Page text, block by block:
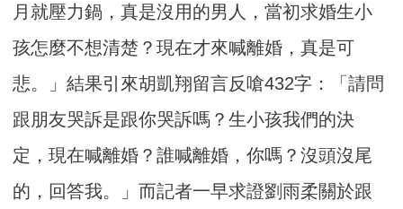
月就壓力鍋，真是沒用的男人，當初求婚生小
孩怎麼不想清楚？現在才來喊離婚，真是可
悲。」結果引來胡凱翔留言反嗆432字：「請問
跟朋友哭訴是跟你哭訴嗎？生小孩我們的決
定，現在喊離婚？誰喊離婚，你嗎？沒頭沒尾
的，回答我。」而記者一早求證劉雨柔關於跟